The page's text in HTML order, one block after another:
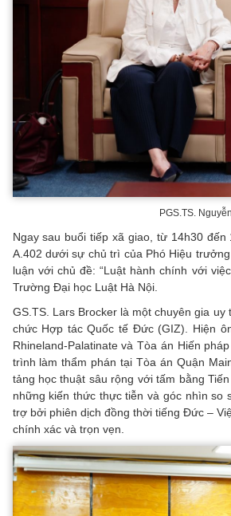
PGS.TS.
Ngay sau buổi tiếp xã giao, từ 14h30
A.402 dưới sự chủ trì của Phó Hiệu
luận với chủ đề: “Luật hành chính với
Trường Đại học Luật Hà Nội.
GS.TS. Lars Brocker là một chuyên gia
chức Hợp tác Quốc tế Đức (GIZ). Hiện
Rhineland-Palatinate và Tòa án Hiến
trình làm thẩm phán tại Tòa án Quận
tảng học thuật sâu rộng với tấm bằng
những kiến thức thực tiễn và góc nhìn so
trợ bởi phiên dịch đồng thời tiếng Đức –
chính xác và trọn vẹn.